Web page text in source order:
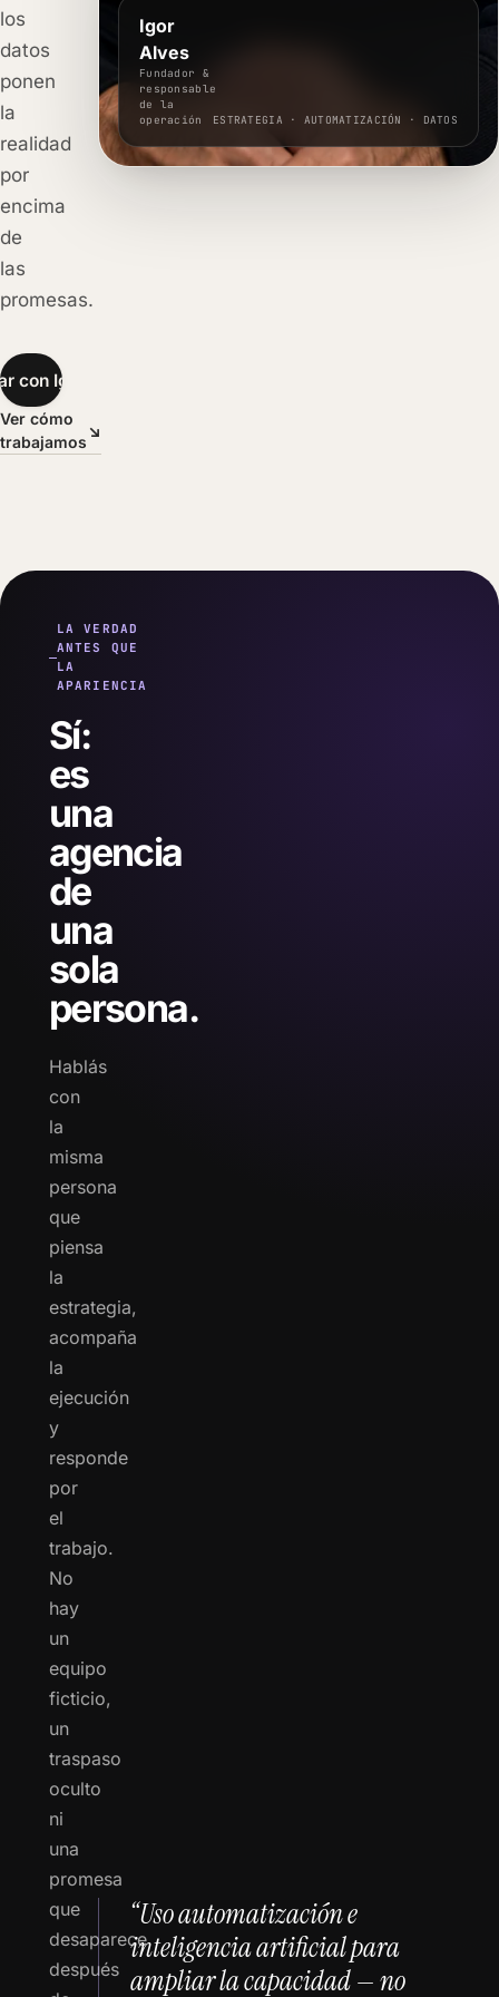
los
datos
ponen
la
realidad
por
encima
de
las
promesas.
con Igor
Ver cómo
trabajamos
↘
Igor
Alves
Fundador &
responsable
de la
operación
ESTRATEGIA · AUTOMATIZACIÓN · DATOS
LA VERDAD
ANTES QUE
LA
APARIENCIA
Sí:
es
una
agencia
de
una
sola
persona.
Hablás
con
la
misma
persona
que
piensa
la
estrategia,
acompaña
la
ejecución
y
responde
por
el
trabajo.
No
hay
un
equipo
ficticio,
un
traspaso
oculto
ni
una
promesa
que
desaparece
después
“Uso automatización e
inteligencia artificial para
ampliar la capacidad — no